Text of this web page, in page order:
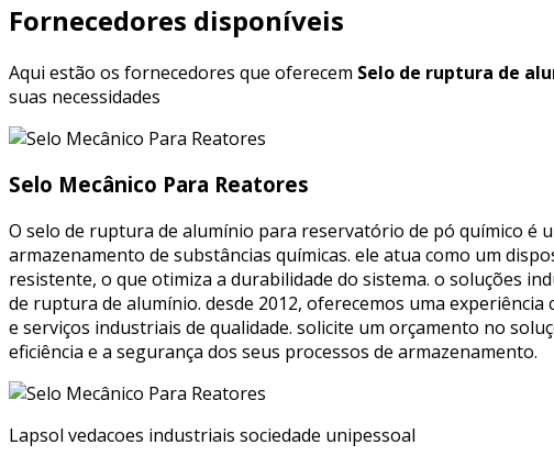
Fornecedores disponíveis
Aqui estão os fornecedores que oferecem Selo de ruptura de
suas necessidades
Selo Mecânico Para Reatores
O selo de ruptura de alumínio para reservatório de pó químico é
armazenamento de substâncias químicas. ele atua como um
resistente, o que otimiza a durabilidade do sistema. o soluções
de ruptura de alumínio. desde 2012, oferecemos uma
e serviços industriais de qualidade. solicite um orçamento no
eficiência e a segurança dos seus processos de armazenamento.
Lapsol vedacoes industriais sociedade unipessoal